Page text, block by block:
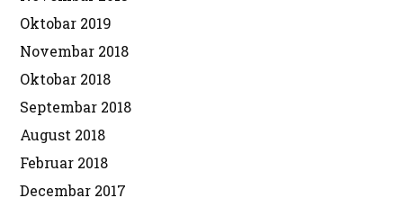
Oktobar 2019
Novembar 2018
Oktobar 2018
Septembar 2018
August 2018
Februar 2018
Decembar 2017